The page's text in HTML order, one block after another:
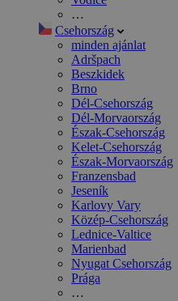
…
Csehország
minden ajánlat
Adršpach
Beszkidek
Brno
Dél-Csehország
Dél-Morvaország
Észak-Csehország
Kelet-Csehország
Észak-Morvaország
Franzensbad
Jeseník
Karlovy Vary
Közép-Csehország
Lednice-Valtice
Marienbad
Nyugat Csehország
Prága
…